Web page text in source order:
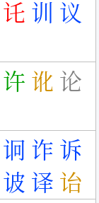
讬 训
议
许 讹 论
诇 诈 诉
诐 译 诒